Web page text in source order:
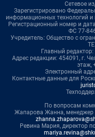
Сетевое
Зарегистрировано
информационных технологий
Регистрационный номер и
ФС 77-
Учредитель: Общество с
Главный
Адрес редакции: 454091, г.
этаж,
Электронный
Контактные данные для
По вопросам
Жапарова Жанна, менеджер
Ревина Мария, директор